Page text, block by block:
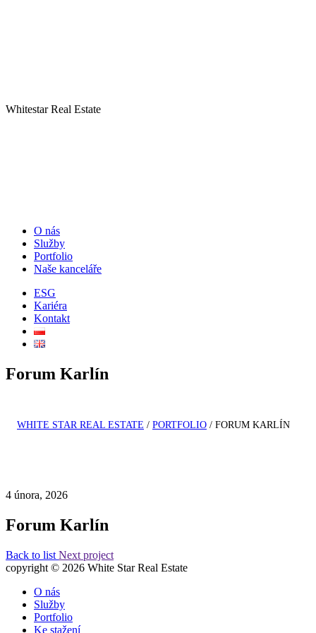
Whitestar Real Estate
O nás
Služby
Portfolio
Naše kanceláře
ESG
Kariéra
Kontakt
Forum Karlín
WHITE STAR REAL ESTATE / PORTFOLIO / FORUM KARLÍN
4 února, 2026
Forum Karlín
Back to list Next project
copyright © 2026 White Star Real Estate
O nás
Služby
Portfolio
Ke stažení